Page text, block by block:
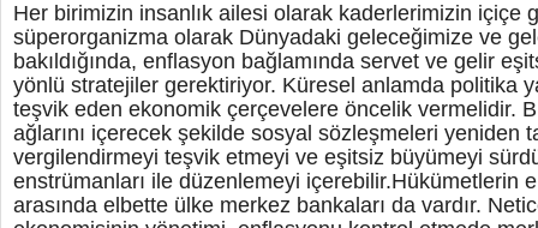
Her birimizin insanlık ailesi olarak kaderlerimizin içiçe
süperorganizma olarak Dünyadaki geleceğimize ve
bakıldığında, enflasyon bağlamında servet ve gelir
yönlü stratejiler gerektiriyor. Küresel anlamda politika
teşvik eden ekonomik çerçevelere öncelik vermelidir.
ağlarını içerecek şekilde sosyal sözleşmeleri yeniden
vergilendirmeyi teşvik etmeyi ve eşitsiz büyümeyi
enstrümanları ile düzenlemeyi içerebilir.Hükümetlerin
arasında elbette ülke merkez bankaları da vardır.